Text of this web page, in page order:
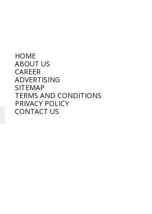
HOME
ABOUT US
CAREER
ADVERTISING
SITEMAP
TERMS AND CONDITIONS
PRIVACY POLICY
CONTACT US